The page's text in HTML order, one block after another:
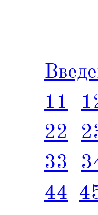
11
22
33
44